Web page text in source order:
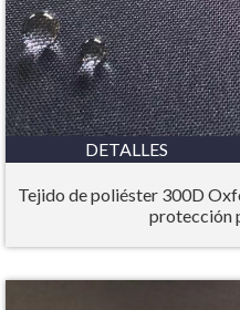
DETALLES
Tejido de poliéster 300D
protección